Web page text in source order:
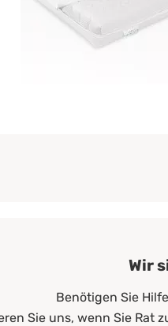
Wir
Benötigen Sie
Sie uns, wenn Sie Rat